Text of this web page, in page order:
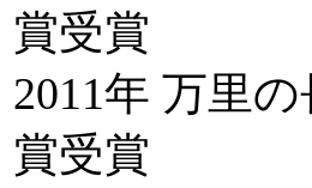
賞受賞
2011年 万里
賞受賞